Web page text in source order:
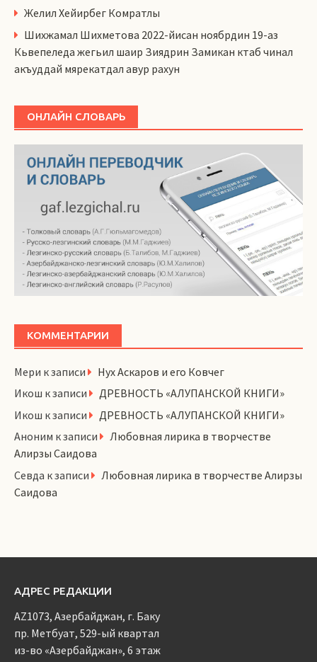
Желил Хейирбег Комратлы
Шихжамал Шихметова 2022-йисан ноябрдин 19-аз
Кьвепеледа жегьил шаир Зиядрин Замикан ктаб чинал
акъуддай мярекатдал авур рахун
ОНЛАЙН СЛОВАРЬ
КОММЕНТАРИИ
Мери к записи
Нух Аскаров и его Ковчег
Икош к записи
ДРЕВНОСТЬ «АЛУПАНСКОЙ КНИГИ»
Икош к записи
ДРЕВНОСТЬ «АЛУПАНСКОЙ КНИГИ»
Аноним к записи
Любовная лирика в творчестве
Алирзы Саидова
Севда к записи
Любовная лирика в творчестве Алирзы
Саидова
АДРЕС РЕДАКЦИИ
AZ1073, Азербайджан, г. Баку
пр. Метбуат, 529-ый квартал
из-во «Азербайджан», 6 этаж